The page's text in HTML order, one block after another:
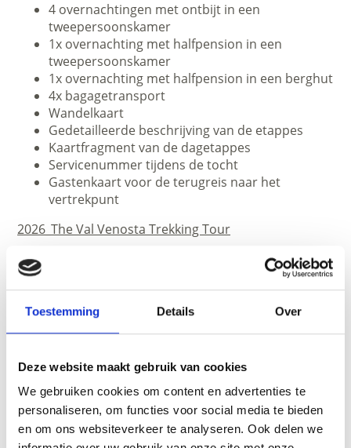
Toestemming Details Over
Deze website maakt gebruik van cookies
We gebruiken cookies om content en advertenties te
personaliseren, om functies voor social media te bieden
en om ons websiteverkeer te analyseren. Ook delen we
4 overnachtingen met ontbijt in een
tweepersoonskamer
1x overnachting met halfpension in een
tweepersoonskamer
1x overnachting met halfpension in een berghut
4x bagagetransport
Wandelkaart
Gedetailleerde beschrijving van de etappes
Kaartfragment van de dagetappes
Servicenummer tijdens de tocht
Gastenkaart voor de terugreis naar het
vertrekpunt
2026_The Val Venosta Trekking Tour
Aanbieder:
Val Venosta Touristik
www.vinschgau-touristik.com